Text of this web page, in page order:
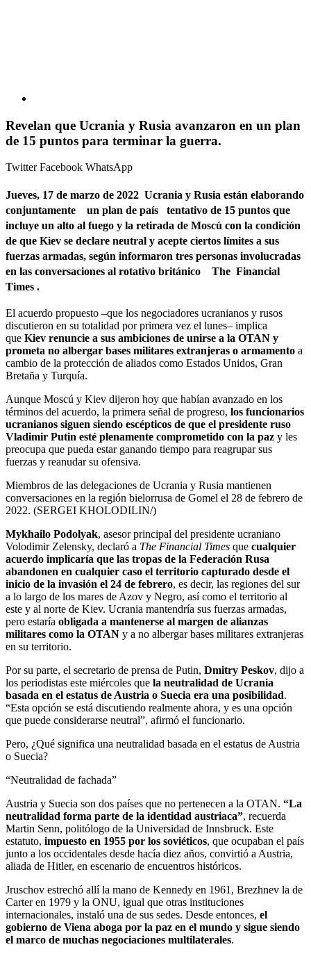
Revelan que Ucrania y Rusia avanzaron en un plan
de 15 puntos para terminar la guerra.
TwitterFacebook WhatsApp
Jueves, 17 de marzo de 2022 Ucrania y Rusia están elaborando
conjuntamente un plan de país tentativo de 15 puntos que
incluye un alto al fuego y la retirada de Moscú con la condición
de que Kiev se declare neutral y acepte ciertos límites a sus
fuerzas armadas, según informaron tres personas involucradas
en las conversaciones al rotativo británico The Financial
Times .
El acuerdo propuesto –que los negociadores ucranianos y rusos
discutieron en su totalidad por primera vez el lunes– implica
que Kiev renuncie a sus ambiciones de unirse a la OTAN y
prometa no albergar bases militares extranjeras o armamento a
cambio de la protección de aliados como Estados Unidos, Gran
Bretaña y Turquía.
Aunque Moscú y Kiev dijeron hoy que habían avanzado en los
términos del acuerdo, la primera señal de progreso, los funcionarios
ucranianos siguen siendo escépticos de que el presidente ruso
Vladimir Putin esté plenamente comprometido con la paz y les
preocupa que pueda estar ganando tiempo para reagrupar sus
fuerzas y reanudar su ofensiva.
Miembros de las delegaciones de Ucrania y Rusia mantienen
conversaciones en la región bielorrusa de Gomel el 28 de febrero de
2022. (SERGEI KHOLODILIN/)
Mykhailo Podolyak, asesor principal del presidente ucraniano
Volodimir Zelensky, declaró a The Financial Times que cualquier
acuerdo implicaría que las tropas de la Federación Rusa
abandonen en cualquier caso el territorio capturado desde el
inicio de la invasión el 24 de febrero, es decir, las regiones del sur
a lo largo de los mares de Azov y Negro, así como el territorio al
este y al norte de Kiev. Ucrania mantendría sus fuerzas armadas,
pero estaría obligada a mantenerse al margen de alianzas
militares como la OTAN y a no albergar bases militares extranjeras
en su territorio.
Por su parte, el secretario de prensa de Putin, Dmitry Peskov, dijo a
los periodistas este miércoles que la neutralidad de Ucrania
basada en el estatus de Austria o Suecia era una posibilidad.
“Esta opción se está discutiendo realmente ahora, y es una opción
que puede considerarse neutral”, afirmó el funcionario.
Pero, ¿Qué significa una neutralidad basada en el estatus de Austria
o Suecia?
“Neutralidad de fachada”
Austria y Suecia son dos países que no pertenecen a la OTAN. “La
neutralidad forma parte de la identidad austriaca”, recuerda
Martin Senn, politólogo de la Universidad de Innsbruck. Este
estatuto, impuesto en 1955 por los soviéticos, que ocupaban el país
junto a los occidentales desde hacía diez años, convirtió a Austria,
aliada de Hitler, en escenario de encuentros históricos.
Jruschov estrechó allí la mano de Kennedy en 1961, Brezhnev la de
Carter en 1979 y la ONU, igual que otras instituciones
internacionales, instaló una de sus sedes. Desde entonces, el
gobierno de Viena aboga por la paz en el mundo y sigue siendo
el marco de muchas negociaciones multilaterales.